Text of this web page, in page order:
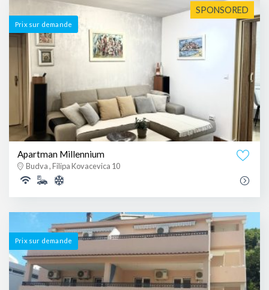
SPONSORED
Prix ​​sur demande
Apartman Millennium
Budva , Filipa Kovacevica 10
Prix ​​sur demande